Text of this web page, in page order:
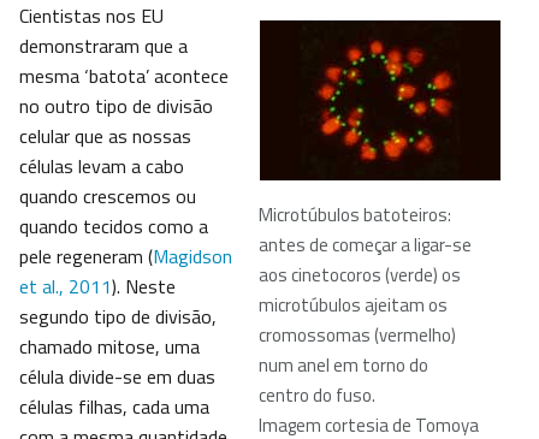
Microtúbulos batoteiros:
antes de começar a ligar-se
aos cinetocoros (verde) os
microtúbulos ajeitam os
cromossomas (vermelho)
num anel em torno do
centro do fuso.
Imagem cortesia de Tomoya
Cientistas nos EU
demonstraram que a
mesma ‘batota’ acontece
no outro tipo de divisão
celular que as nossas
células levam a cabo
quando crescemos ou
quando tecidos como a
pele regeneram (Magidson
et al., 2011). Neste
segundo tipo de divisão,
chamado mitose, uma
célula divide-se em duas
células filhas, cada uma